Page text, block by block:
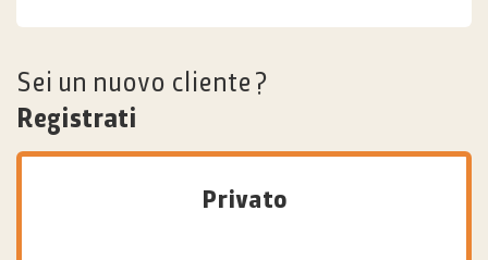
Sei un nuovo cliente?
Registrati
Privato